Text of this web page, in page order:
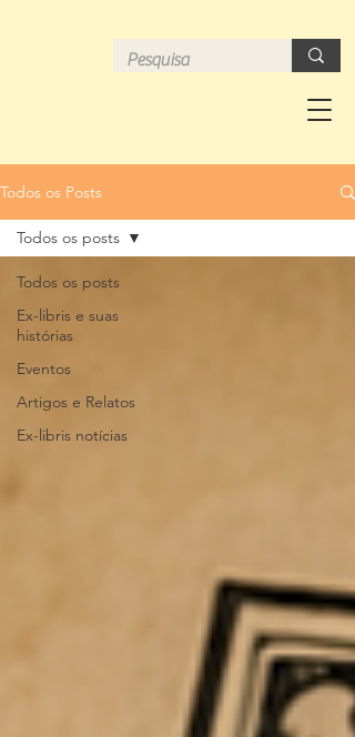
Todos os Posts
Todos os posts
Ex-libris e suas
histórias
Eventos
Artigos e Relatos
Ex-libris notícias
Todos os posts